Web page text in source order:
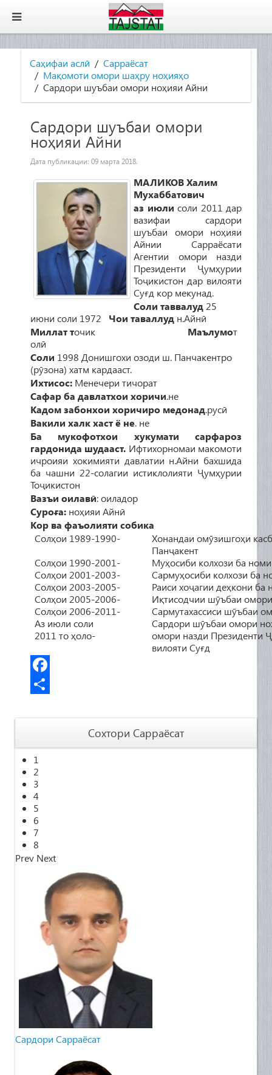
Саҳифаи аслӣ
Сарраёсат
Мақомоти омори шаҳру ноҳияҳо
Сардори шуъбаи омори ноҳияи Айни
Сардори шуъбаи омори
ноҳияи Айни
Дата публикации: 09 марта 2018.
МАЛИКОВХалим
Мухаббатович
аз июли соли 2011 дар
вазифаи
сардори
шуъбаи
омори
ноҳияи
Айнии
Сарраёсати
Агентии
омори
назди
Президенти
Ҷумҳурии
Тоҷикистон дар вилояти
Суғд кор мекунад.
Соли таввалуд 25
июни соли 1972 Чои таваллуд н.Айнӣ
Миллат точик Маълумот
олӣ
Соли 1998 Донишгохи озоди ш. Панчакентро
(рӯзона) хатм кардааст.
Ихтисос: Менечери тичорат
Сафар ба давлатхои хоричи.не
Кадом забонхои хоричиро медонад.русӣ
Вакили халк хаст ё не. не
Ба мукофотхои хукумати сарфароз
гардонида шудааст. Ифтихорномаи макомоти
ичроияи хокимияти давлатии н.Айни бахшида
ба чашни 22-солагии истиклолияти Ҷумҳурии
Тоҷикистон
Вазъи оилавӣ: оиладор
Суроға: ноҳияи Айнӣ
Кор ва фаъолияти собика
Солҳои 1989-1990-
Хонандаи омӯзишгоҳи
Панҷакент
Солҳои 1990-2001-
Муҳосиби колхози ба
Солҳои 2001-2003-
Сармуҳосиби колхози ба
Солҳои 2003-2005-
Раиси хоҷагии деҳкони
Солҳои 2005-2006-
Иқтисодчии шӯъбаи
Солҳои 2006-2011-
Сармутахассиси шӯъбаи
Аз июли соли
2011 то ҳоло-
Сардори шӯъбаи омори
омори назди Президенти
вилояти Суғд
F
b
o
o
k
e
Сохтори Сарраёсат
1
2
3
4
5
6
7
8
Prev Next
Cардори Сарраёсат